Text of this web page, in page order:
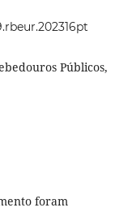
Públicos,
foram